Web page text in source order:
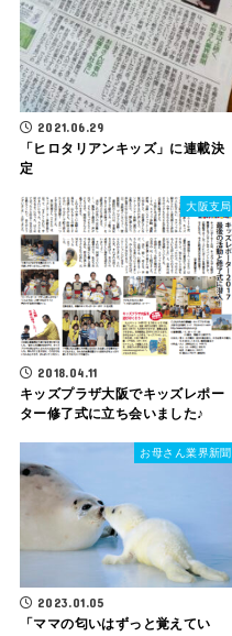
2021.06.29
「ヒロタリアンキッズ」に連載決
定
大阪支局
2018.04.11
キッズプラザ大阪でキッズレポー
ター修了式に立ち会いました♪
お母さん業界新聞
2023.01.05
「ママの匂いはずっと覚えてい